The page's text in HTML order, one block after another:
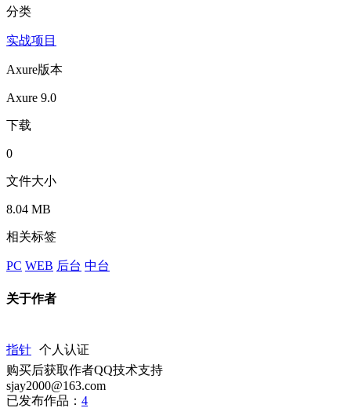
分类
实战项目
Axure版本
Axure 9.0
下载
0
文件大小
8.04 MB
相关标签
PC WEB 后台 中台
关于作者
指针
个人认证
购买后获取作者QQ技术支持
sjay2000@163.com
已发布作品： 4